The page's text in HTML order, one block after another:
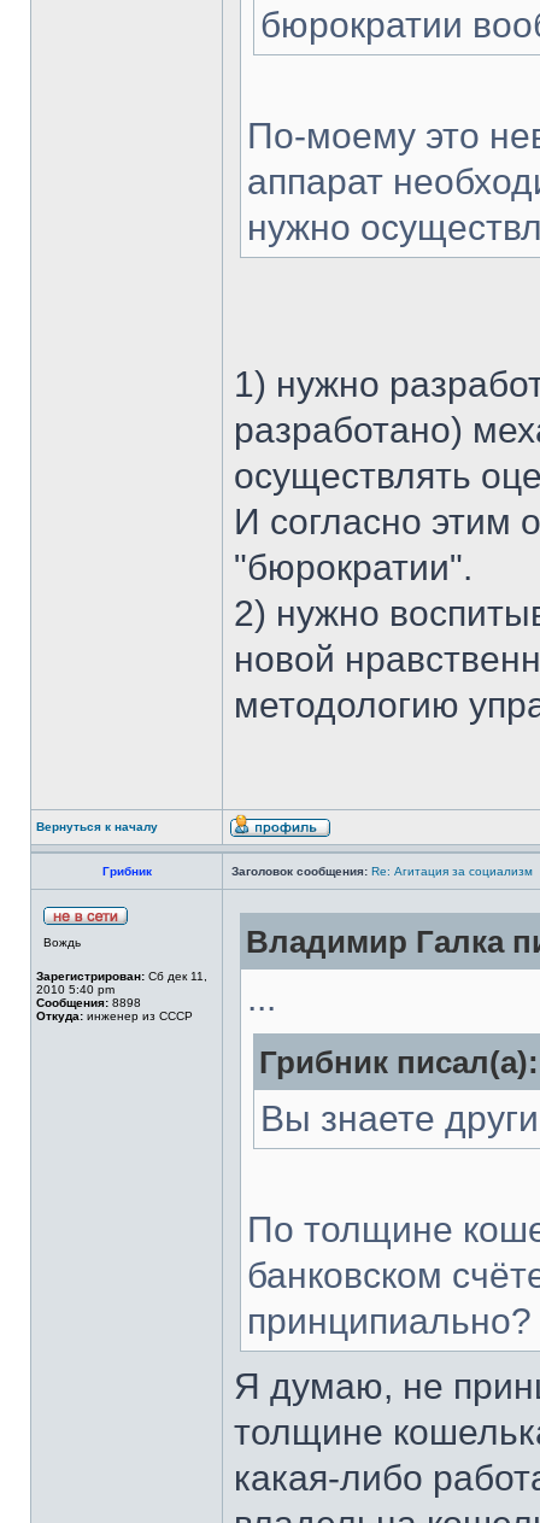
бюрократии
По-моему это
аппарат
нужно
1) нужно
разработано)
осуществлять
И согласно этим
"бюрократии".
2) нужно
новой
методологию
Вернуться к началу
Грибник Заголовок сообщения: Re: Агитация за социализм
Вождь
Зарегистрирован: Сб дек 11,
2010 5:40 pm
Сообщения: 8898
Откуда: инженер из СССР
Владимир Галка
...
Грибник писал(а):
Вы знаете
По толщине
банковском
принципиально?
Я думаю, не
толщине
какая-либо